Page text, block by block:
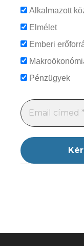
Alkalmazott
Elmélet
Emberi
Pénzügyek